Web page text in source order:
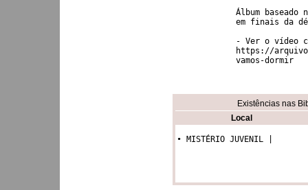
Álbum baseado
em finais da
- Ver o vídeo
https://
vamos-dormir
Existências nas
Local
• MISTÉRIO JUVENIL |